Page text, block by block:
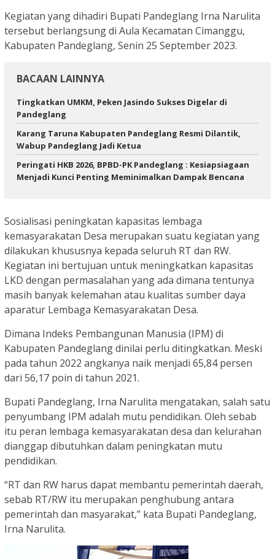
Kegiatan yang dihadiri Bupati Pandeglang Irna Narulita
tersebut berlangsung di Aula Kecamatan Cimanggu,
Kabupaten Pandeglang, Senin 25 September 2023.
BACAAN LAINNYA
Tingkatkan UMKM, Peken Jasindo Sukses Digelar di
Pandeglang
Karang Taruna Kabupaten Pandeglang Resmi Dilantik,
Wabup Pandeglang Jadi Ketua
Peringati HKB 2026, BPBD-PK Pandeglang : Kesiapsiagaan
Menjadi Kunci Penting Meminimalkan Dampak Bencana ‎
Sosialisasi peningkatan kapasitas lembaga
kemasyarakatan Desa merupakan suatu kegiatan yang
dilakukan khususnya kepada seluruh RT dan RW.
Kegiatan ini bertujuan untuk meningkatkan kapasitas
LKD dengan permasalahan yang ada dimana tentunya
masih banyak kelemahan atau kualitas sumber daya
aparatur Lembaga Kemasyarakatan Desa.
Dimana Indeks Pembangunan Manusia (IPM) di
Kabupaten Pandeglang dinilai perlu ditingkatkan. Meski
pada tahun 2022 angkanya naik menjadi 65,84 persen
dari 56,17 poin di tahun 2021.
Bupati Pandeglang, Irna Narulita mengatakan, salah satu
penyumbang IPM adalah mutu pendidikan. Oleh sebab
itu peran lembaga kemasyarakatan desa dan kelurahan
dianggap dibutuhkan dalam peningkatan mutu
pendidikan.
“RT dan RW harus dapat membantu pemerintah daerah,
sebab RT/RW itu merupakan penghubung antara
pemerintah dan masyarakat,” kata Bupati Pandeglang,
Irna Narulita.